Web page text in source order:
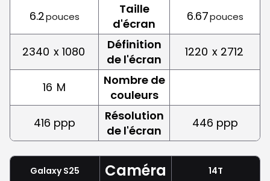
6.2pouces
Taille
d'écran
6.67pouces
2340 x 1080
Définition
de l'écran
1220 x 2712
16 M
Nombre de
couleurs
416 ppp
Résolution
de l'écran
446 ppp
Galaxy S25 Caméra 14T